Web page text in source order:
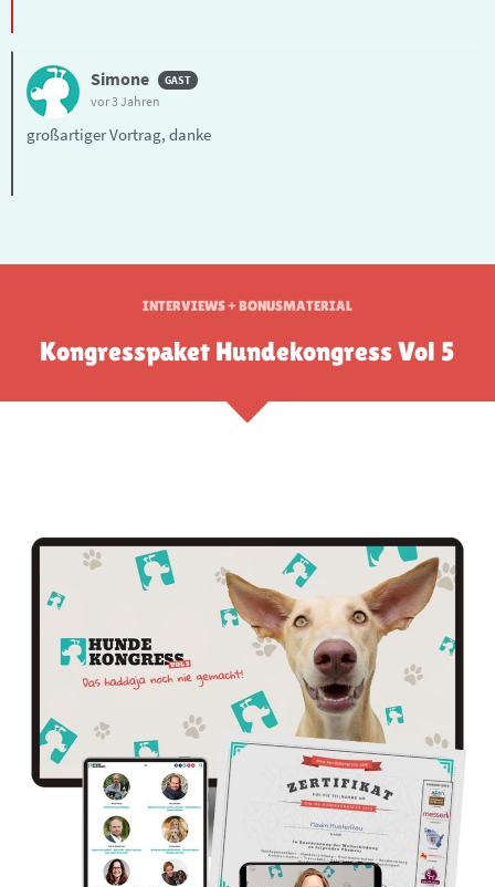
Simone
vor 3 Jahren
großartiger Vortrag, danke
INTERVIEWS + BONUSMATERIAL
Kongresspaket Hundekongress Vol 5